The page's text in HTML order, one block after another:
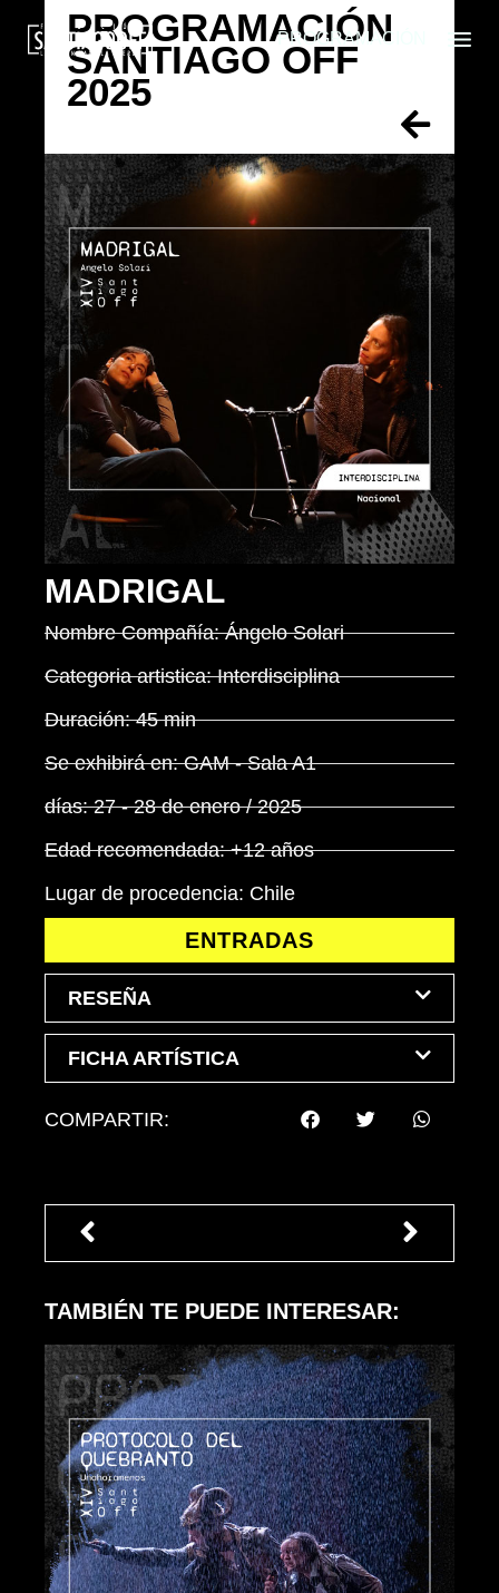
PROGRAMACIÓN
PROGRAMACIÓN
SANTIAGO OFF
2025
MADRIGAL
Nombre Compañía: Ángelo Solari
Categoria artistica: Interdisciplina
Duración: 45 min
Se exhibirá en: GAM - Sala A1
días: 27 - 28 de enero / 2025
Edad recomendada: +12 años
Lugar de procedencia: Chile
ENTRADAS
RESEÑA
FICHA ARTÍSTICA
COMPARTIR:
TAMBIÉN TE PUEDE INTERESAR: